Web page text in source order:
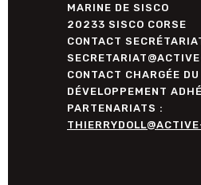
MARINE DE SISCO
20233 SISCO CORSE
CONTACT
CONTACT CHARGÉE DU
DÉVELOPPEMENT
PARTENARIATS :